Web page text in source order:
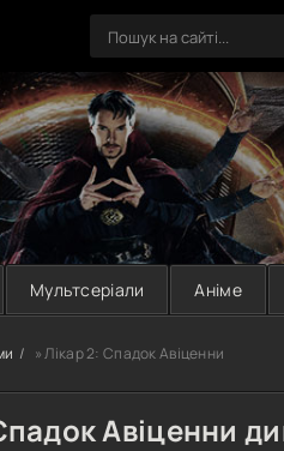
Мультсеріали Аніме
» Лікар 2: Спадок Авіценни
Авіценни